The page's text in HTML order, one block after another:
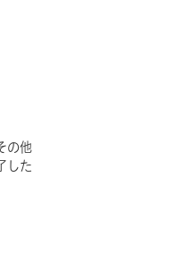
の他
した